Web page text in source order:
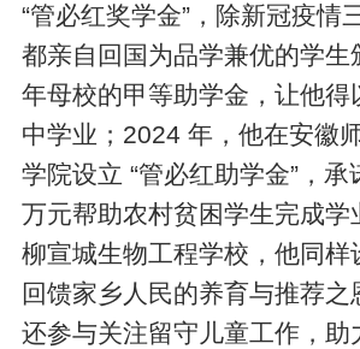
“管必红奖学金”，除新冠疫情
都亲自回国为品学兼优的学生
年母校的甲等助学金，让他得
中学业；2024 年，他在安徽
学院设立 “管必红助学金”，承
万元帮助农村贫困学生完成学
柳宣城生物工程学校，他同样
回馈家乡人民的养育与推荐之
还参与关注留守儿童工作，助